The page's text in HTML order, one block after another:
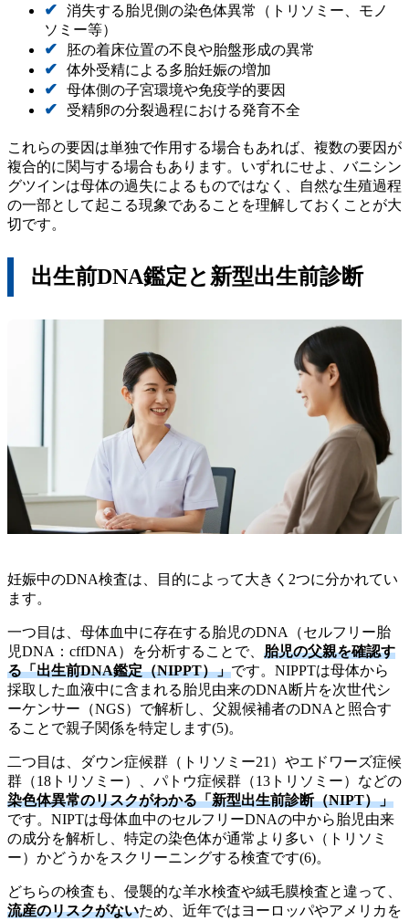
消失する胎児側の染色体異常（トリソミー、モノ
ソミー等）
胚の着床位置の不良や胎盤形成の異常
体外受精による多胎妊娠の増加
母体側の子宮環境や免疫学的要因
受精卵の分裂過程における発育不全
これらの要因は単独で作用する場合もあれば、複数の要因が
複合的に関与する場合もあります。いずれにせよ、バニシン
グツインは母体の過失によるものではなく、自然な生殖過程
の一部として起こる現象であることを理解しておくことが大
切です。
出生前DNA鑑定と新型出生前診断
妊娠中のDNA検査は、目的によって大きく2つに分かれてい
ます。
一つ目は、母体血中に存在する胎児のDNA（セルフリー胎
児DNA：cffDNA）を分析することで、 胎児の父親を確認す
る「出生前DNA鑑定（NIPPT）」です。NIPPTは母体から
採取した血液中に含まれる胎児由来のDNA断片を次世代シ
ーケンサー（NGS）で解析し、父親候補者のDNAと照合す
ることで親子関係を特定します(5)。
二つ目は、ダウン症候群（トリソミー21）やエドワーズ症候
群（18トリソミー）、パトウ症候群（13トリソミー）などの
染色体異常のリスクがわかる「新型出生前診断（NIPT）」
です。NIPTは母体血中のセルフリーDNAの中から胎児由来
の成分を解析し、特定の染色体が通常より多い（トリソミ
ー）かどうかをスクリーニングする検査です(6)。
どちらの検査も、侵襲的な羊水検査や絨毛膜検査と違って、
流産のリスクがないため、近年ではヨーロッパやアメリカを